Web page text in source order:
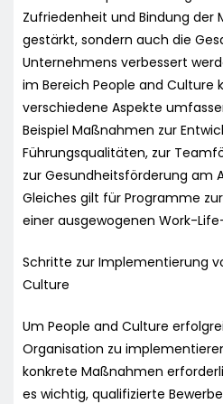
Zufriedenheit und Bindung der
gestärkt, sondern auch die
Unternehmens verbessert
im Bereich People and Culture
verschiedene Aspekte
Beispiel Maßnahmen zur
Führungsqualitäten, zur
zur Gesundheitsförderung am
Gleiches gilt für Programme
einer ausgewogenen Work-
Schritte zur Implementierung
Culture
Um People and Culture
Organisation zu
konkrete Maßnahmen
es wichtig, qualifizierte